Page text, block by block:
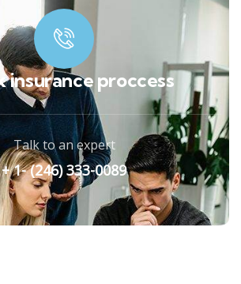
insurance proccess
Talk to an expert
+ 1- (246) 333-0089